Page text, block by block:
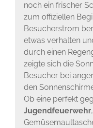
noch ein frischer
zum offiziellen
Besucherstrom
etwas verhalten
durch einen
zeigte sich die
Besucher bei
den
Ob eine perfekt
Jugendfeuerwehr